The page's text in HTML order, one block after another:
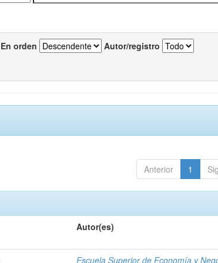
En orden Autor/registro
Anterior 1
Autor(es)
Escuela Superior de Economía y